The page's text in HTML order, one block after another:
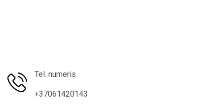
Tel. numeris
+37061420143